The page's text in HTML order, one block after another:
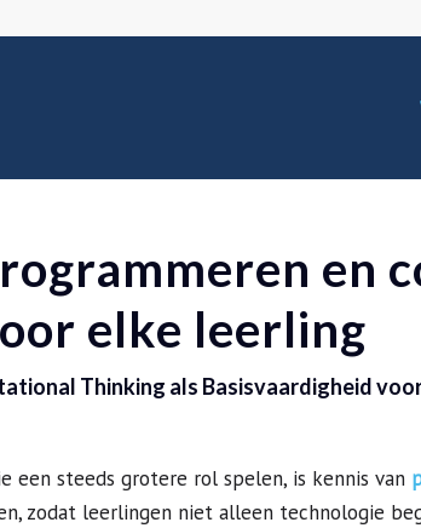
en
elke leerling
Thinking als Basisvaardigheid
een steeds grotere rol spelen, is kennis van
zodat leerlingen niet alleen technologie